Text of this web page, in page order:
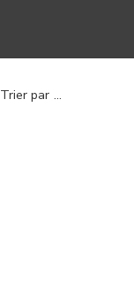
Trier par ...